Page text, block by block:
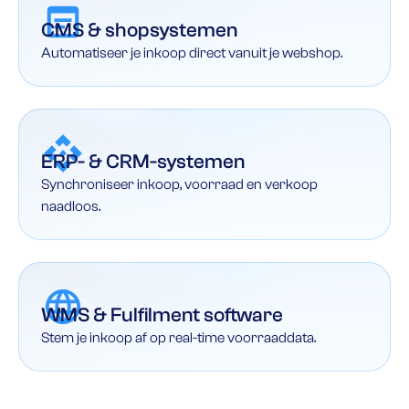
CMS & shopsystemen
Automatiseer je inkoop direct vanuit je webshop.
ERP- & CRM-systemen
Synchroniseer inkoop, voorraad en verkoop
naadloos.
WMS & Fulfilment software
Stem je inkoop af op real-time voorraaddata.